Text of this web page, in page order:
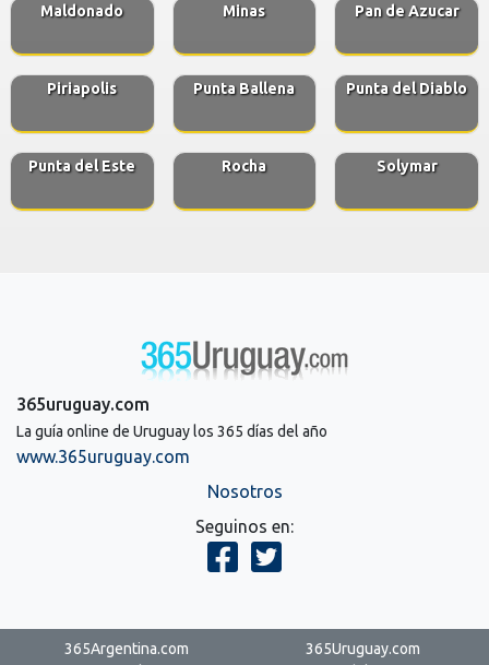
Maldonado Minas Pan de Azucar
Piriapolis Punta Ballena Punta del Diablo
Punta del Este Rocha Solymar
365uruguay.com
La guía online de Uruguay los 365 días del año
www.365uruguay.com
Nosotros
Seguinos en:
365Argentina.com
365Uruguay.com